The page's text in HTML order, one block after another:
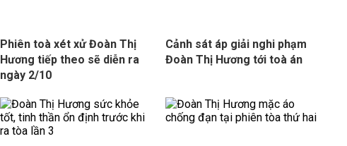
Phiên toà xét xử Đoàn Thị
Hương tiếp theo sẽ diễn ra
ngày 2/10
Cảnh sát áp giải nghi phạm
Đoàn Thị Hương tới toà án